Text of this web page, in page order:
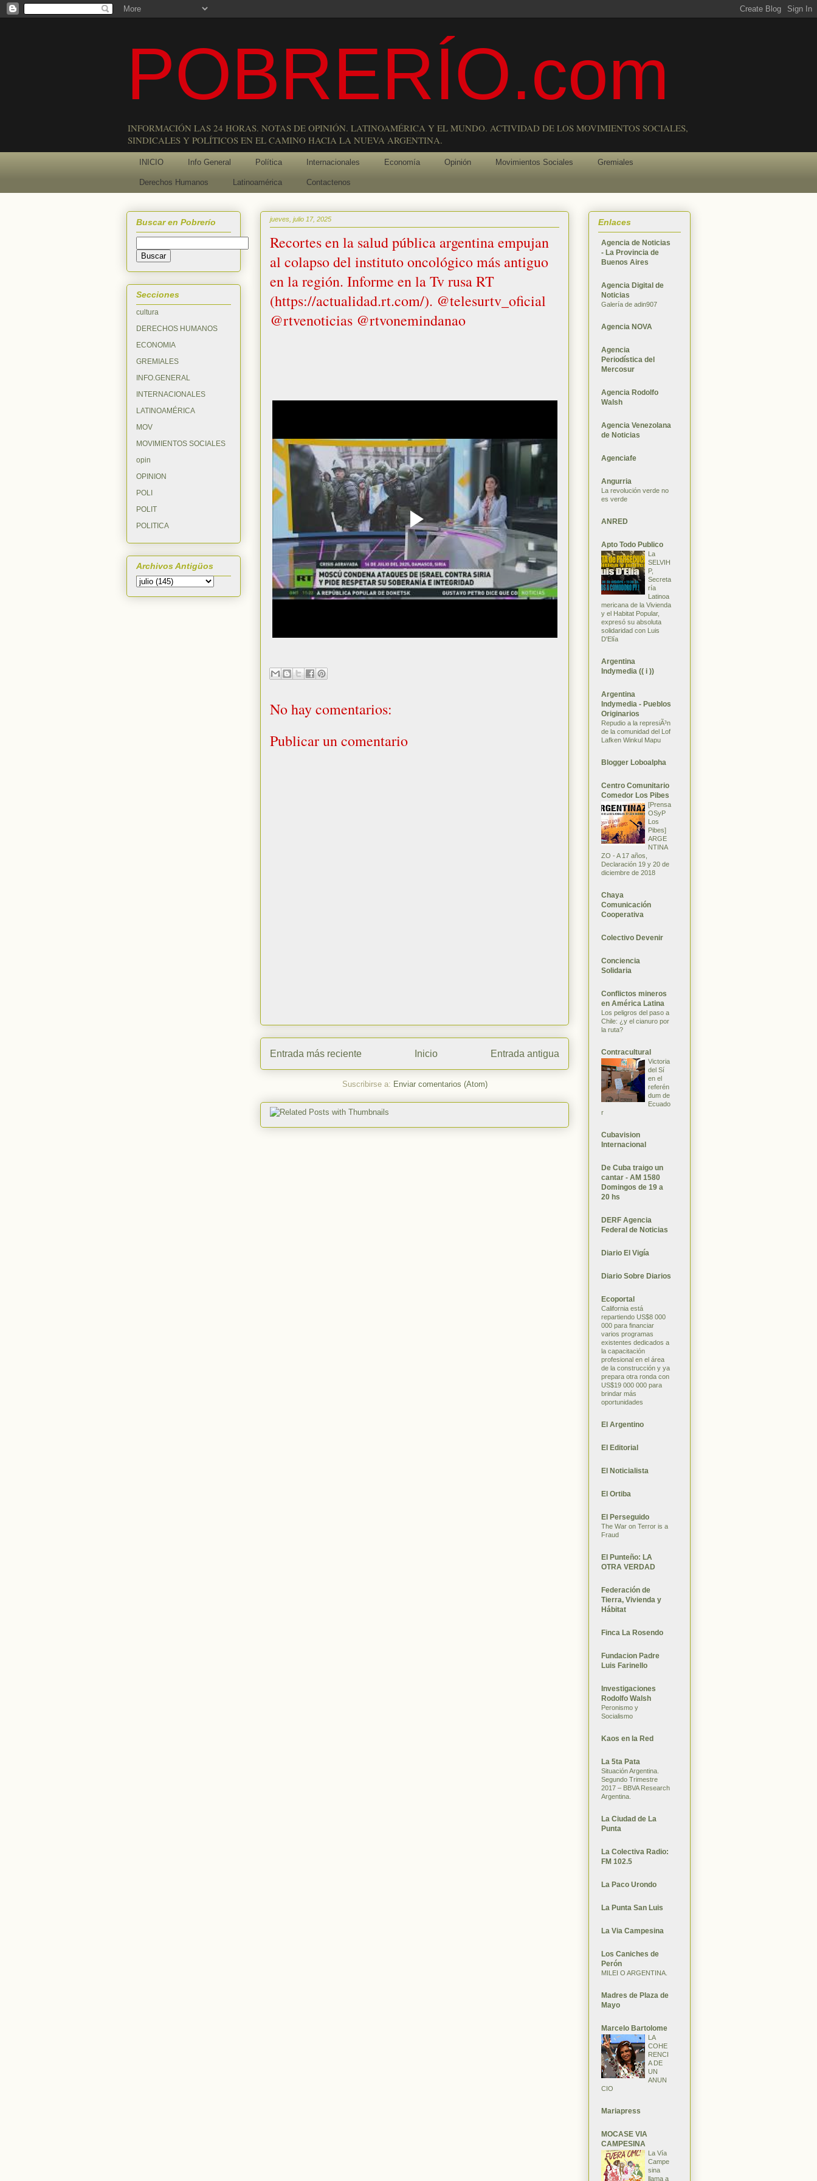
POBRERÍO.com
INFORMACIÓN LAS 24 HORAS. NOTAS DE OPINIÓN. LATINOAMÉRICA Y EL MUNDO. ACTIVIDAD DE LOS MOVIMIENTOS SOCIALES,
SINDICALES Y POLÍTICOS EN EL CAMINO HACIA LA NUEVA ARGENTINA.
INICIO Info General Política Internacionales Economía Opinión Movimientos Sociales Gremiales
Derechos Humanos Latinoamérica Contactenos
jueves, julio 17, 2025
Recortes en la salud pública argentina empujan
al colapso del instituto oncológico más antiguo
en la región. Informe en la Tv rusa RT
(https://actualidad.rt.com/). @telesurtv_oficial
@rtvenoticias @rtvonemindanao
No hay comentarios:
Publicar un comentario
Entrada más reciente Entrada antigua
Inicio
Suscribirse a: Enviar comentarios (Atom)
Buscar en Pobrerío
Secciones
cultura
DERECHOS HUMANOS
ECONOMIA
GREMIALES
INFO.GENERAL
INTERNACIONALES
LATINOAMÉRICA
MOV
MOVIMIENTOS SOCIALES
opin
OPINION
POLI
POLIT
POLITICA
Archivos Antigüos
Enlaces
Agencia de Noticias
- La Provincia de
Buenos Aires
Agencia Digital de
Noticias
Galería de adin907
Agencia NOVA
Agencia
Periodística del
Mercosur
Agencia Rodolfo
Walsh
Agencia Venezolana
de Noticias
Agenciafe
Angurria
La revolución verde no
es verde
ANRED
Apto Todo Publico
La
SELVIH
P,
Secreta
ría
Latinoa
mericana de la Vivienda
y el Habitat Popular,
expresó su absoluta
solidaridad con Luis
D'Elía
Argentina
Indymedia (( i ))
Argentina
Indymedia - Pueblos
Originarios
Repudio a la represiÃ³n
de la comunidad del Lof
Lafken Winkul Mapu
Blogger Loboalpha
Centro Comunitario
Comedor Los Pibes
[Prensa
OSyP
Los
Pibes]
ARGE
NTINA
ZO - A 17 años,
Declaración 19 y 20 de
diciembre de 2018
Chaya
Comunicación
Cooperativa
Colectivo Devenir
Conciencia
Solidaria
Conflictos mineros
en América Latina
Los peligros del paso a
Chile: ¿y el cianuro por
la ruta?
Contracultural
Victoria
del Sí
en el
referén
dum de
Ecuado
r
Cubavision
Internacional
De Cuba traigo un
cantar - AM 1580
Domingos de 19 a
20 hs
DERF Agencia
Federal de Noticias
Diario El Vigía
Diario Sobre Diarios
Ecoportal
California está
repartiendo US$8 000
000 para financiar
varios programas
existentes dedicados a
la capacitación
profesional en el área
de la construcción y ya
prepara otra ronda con
US$19 000 000 para
brindar más
oportunidades
El Argentino
El Editorial
El Noticialista
El Ortiba
El Perseguido
The War on Terror is a
Fraud
El Punteño: LA
OTRA VERDAD
Federación de
Tierra, Vivienda y
Hábitat
Finca La Rosendo
Fundacion Padre
Luis Farinello
Investigaciones
Rodolfo Walsh
Peronismo y
Socialismo
Kaos en la Red
La 5ta Pata
Situación Argentina.
Segundo Trimestre
2017 – BBVA Research
Argentina.
La Ciudad de La
Punta
La Colectiva Radio:
FM 102.5
La Paco Urondo
La Punta San Luis
La Via Campesina
Los Caniches de
Perón
MILEI O ARGENTINA.
Madres de Plaza de
Mayo
Marcelo Bartolome
LA
COHE
RENCI
A DE
UN
ANUN
CIO
Mariapress
MOCASE VIA
CAMPESINA
La Vía
Campe
sina
llama a